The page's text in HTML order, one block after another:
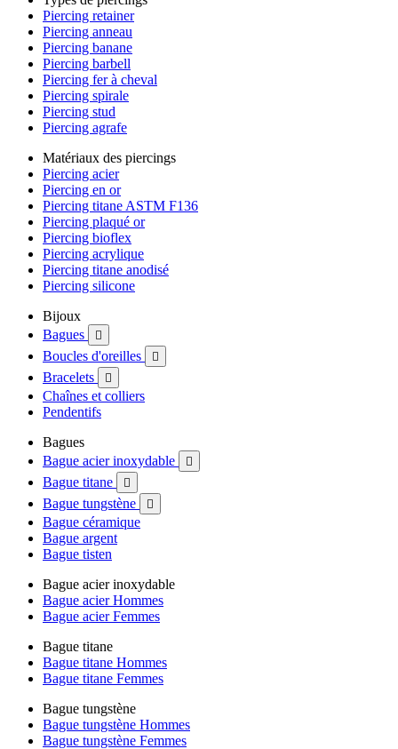
Piercing retainer
Piercing anneau
Piercing banane
Piercing barbell
Piercing fer à cheval
Piercing spirale
Piercing stud
Piercing agrafe
Matériaux des piercings
Piercing acier
Piercing en or
Piercing titane ASTM F136
Piercing plaqué or
Piercing bioflex
Piercing acrylique
Piercing titane anodisé
Piercing silicone
Bijoux
Bagues

Boucles d'oreilles 
Bracelets 
Chaînes et colliers
Pendentifs
Bagues
Bague acier inoxydable

Bague titane 
Bague tungstène 
Bague céramique
Bague argent
Bague tisten
Bague acier inoxydable
Bague acier Hommes
Bague acier Femmes
Bague titane
Bague titane Hommes
Bague titane Femmes
Bague tungstène
Bague tungstène Hommes
Bague tungstène Femmes